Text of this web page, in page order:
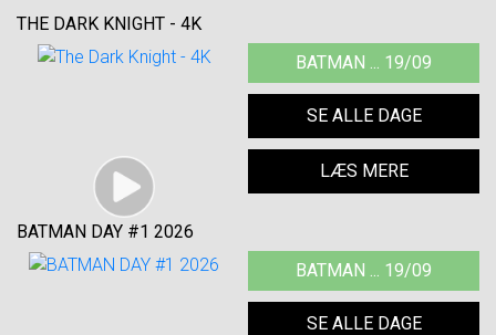
THE DARK KNIGHT - 4K
BATMAN ... 19/09
SE ALLE DAGE
LÆS MERE
BATMAN DAY #1 2026
BATMAN ... 19/09
SE ALLE DAGE